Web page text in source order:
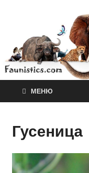
МЕНЮ
Гусеница